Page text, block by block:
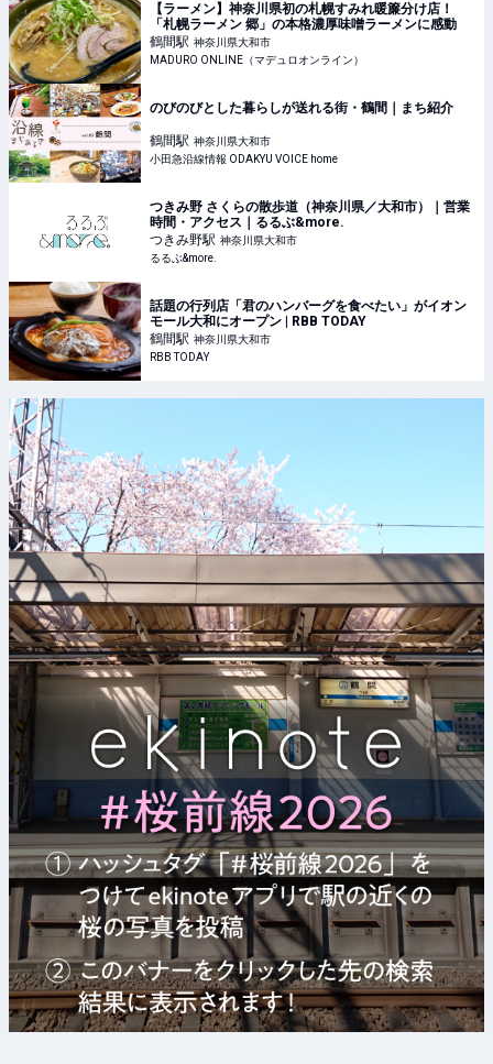
【ラーメン】神奈川県初の札幌すみれ暖簾分け店！
「札幌ラーメン 郷」の本格濃厚味噌ラーメンに感動
鶴間駅 神奈川県大和市
MADURO ONLINE（マデュロオンライン）
のびのびとした暮らしが送れる街・鶴間｜まち紹介
鶴間駅 神奈川県大和市
小田急沿線情報 ODAKYU VOICE home
つきみ野 さくらの散歩道（神奈川県／大和市）｜営業
時間・アクセス｜るるぶ&more.
つきみ野駅 神奈川県大和市
るるぶ&more.
話題の行列店「君のハンバーグを食べたい」がイオン
モール大和にオープン | RBB TODAY
鶴間駅 神奈川県大和市
RBB TODAY